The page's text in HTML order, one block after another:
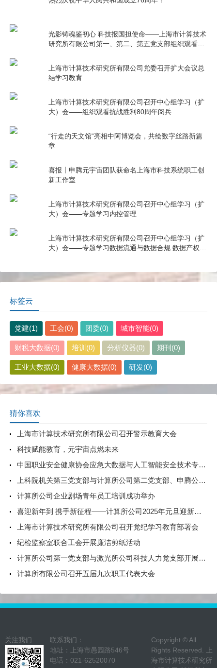
光影铸魂鉴初心 科技报国担使命——上海市计算技术
研究所有限公司第一、第二、第五党支部组织观看电
上海市计算技术研究所有限公司党委召开扩大会议总
结学习教育
上海市计算技术研究所有限公司召开中心组学习（扩
大）会——组织观看抗战胜利80周年阅兵
“行走的天文馆”亮相中阿博览会，共绘数字丝路新篇
章
喜报丨申腾元宇宙团队获命名上海市科技系统职工创
新工作室
上海市计算技术研究所有限公司召开中心组学习（扩
大）会——专题学习内控管理
上海市计算技术研究所有限公司召开中心组学习（扩
大）会——专题学习数据流通与数据合规 数据产权与
标签云
党建(1) 工会(0) 团委(0) 城市智能(0)
财税大数据(0) 培训(0) 分析仪器(0) 期刊(0)
工业大数据(0) 健康大数据(0) 研发(0)
猜你喜欢
上海市计算技术研究所有限公司召开警示教育大会
科技赋能教育，元宇宙点燃未来
中国职业安全健康协会应急大数据与人工智能安全技术专业委员会举行应急创新技术论坛
上科院机关第三党支部与计算所公司第二党支部、申腾公司第一、第二党支部开展党建联建活动
计算所公司企业剧场青年员工培训成功举办
喜迎新年到 携手新征程——计算所公司2025年元旦迎新活动
上海市计算技术研究所有限公司召开党纪学习教育部署会
纪检监察室联合工会开展廉洁剪纸活动
计算所公司第一党支部与激光所公司科技人力党支部开展联组学习
计算所有限公司召开五届九次职工代表大会
关注我们
联系我们：
地址：上海市愚园路546号
电话：021-62520070
Copyright © All
Rights Reserved. 上
海市计算技术研究所